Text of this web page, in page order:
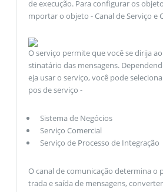
de execução. Para configurar os
mportar o objeto - Canal de Serviço e
O serviço permite que você se dirija
stinatário das mensagens.
eja usar o serviço, você pode
pos de serviço -
Sistema de Negócios
Serviço Comercial
Serviço de Processo de Integração
O canal de comunicação determina o
trada e saída de mensagens,